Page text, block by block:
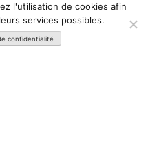
l'utilisation de cookies afin
services possibles.
confidentialité